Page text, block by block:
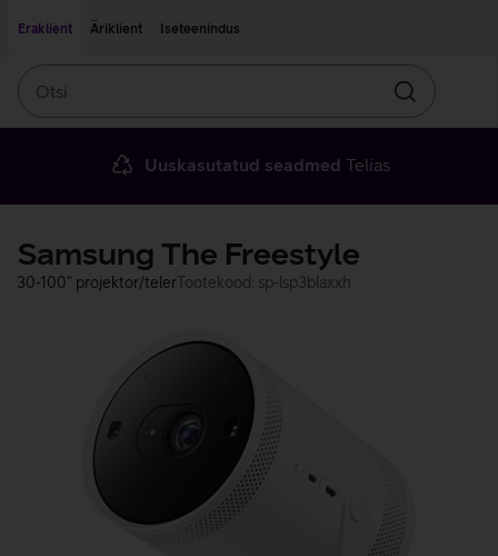
Eraklient
Äriklient Iseteenindus
Otsin
Uuskasutatud seadmed Telias
Samsung The Freestyle
30-100“ projektor/telerTootekood: sp-lsp3blaxxh